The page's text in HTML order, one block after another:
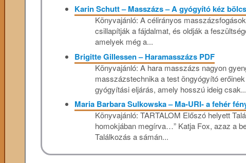
Karin Schutt – Masszázs – A gyógyító kéz
Könyvajánló: A célirányos
csillapítják a fájdalmat, és oldják a
amelyek még a...
Brigitte Gillessen – Haramasszázs PDF
Könyvajánló: A hara masszázs nagyon
masszázstechnika a test öngyógyító
gyógyítási eljárás, amely hosszú ideig csak...
Maria Barbara Sulkowska – Ma-URI- a fehér
Könyvajánló: TARTALOM Előszó helyett
homokjában megírva…” Katja Fox, azaz a
Találkozás a sámán...